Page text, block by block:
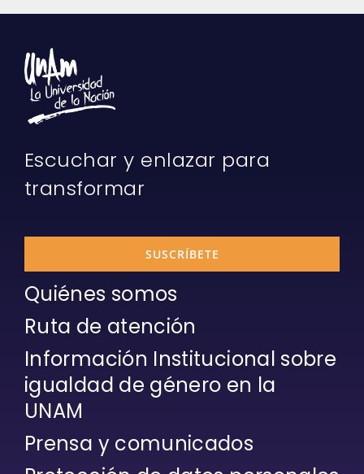
Escuchar y enlazar para
transformar
SUSCRÍBETE
Quiénes somos
Ruta de atención
Información Institucional sobre
igualdad de género en la
UNAM
Prensa y comunicados